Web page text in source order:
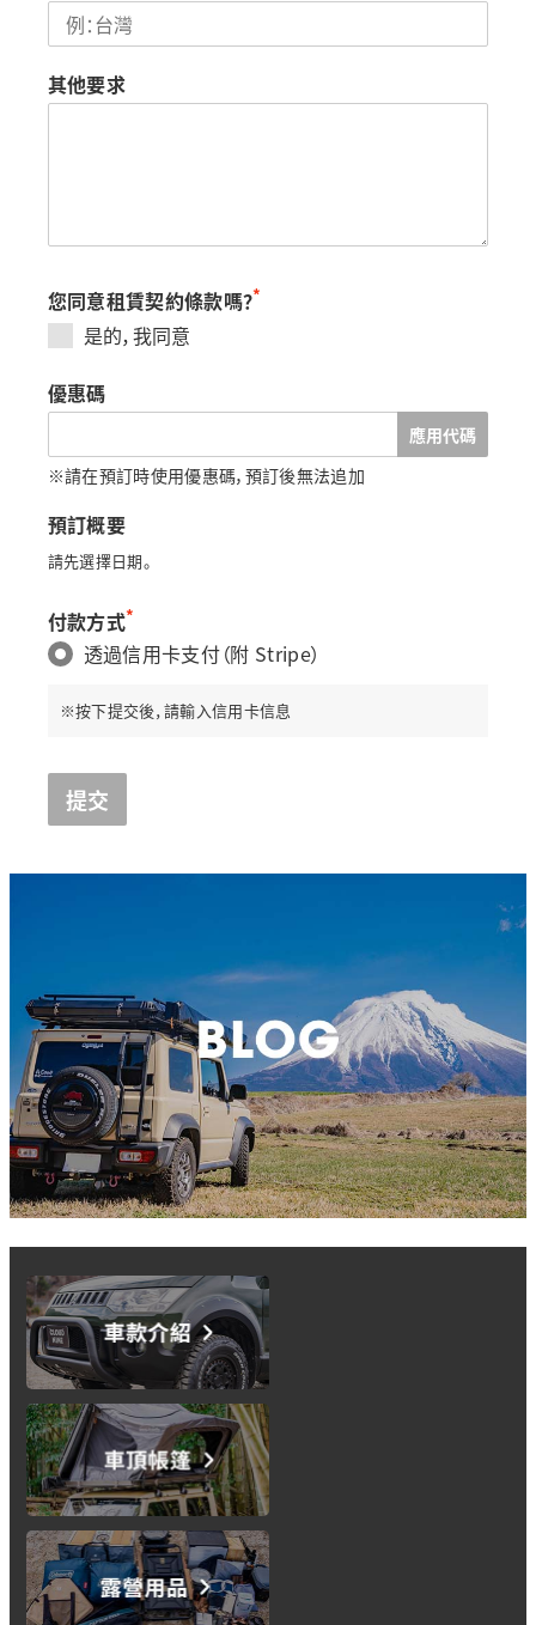
其他要求
您同意租賃契約條款嗎？*
是的，我同意
優惠碼
應用代碼
※請在預訂時使用優惠碼，預訂後無法追加
預訂概要
請先選擇日期。
付款方式*
透過信用卡支付（附 Stripe）
※按下提交後，請輸入信用卡信息
提交